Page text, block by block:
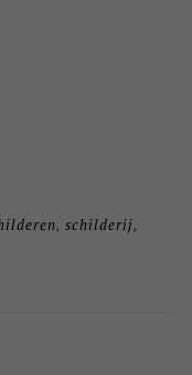
,schilderij,